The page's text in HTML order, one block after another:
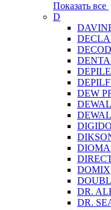
Показать все
D
DEW
DIOMA
DOMIX
DR.
DR.